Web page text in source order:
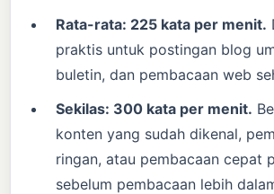
Rata-rata: 225 kata per menit.
praktis untuk postingan blog
buletin, dan pembacaan web
Sekilas: 300 kata per menit.
konten yang sudah dikenal,
ringan, atau pembacaan cepat
sebelum pembacaan lebih